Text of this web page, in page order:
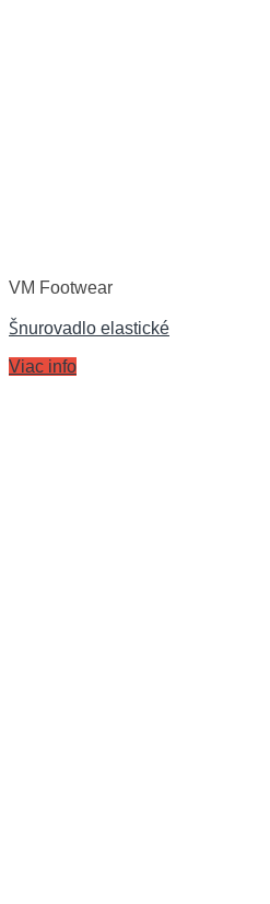
VM Footwear
Šnurovadlo elastické
Viac info